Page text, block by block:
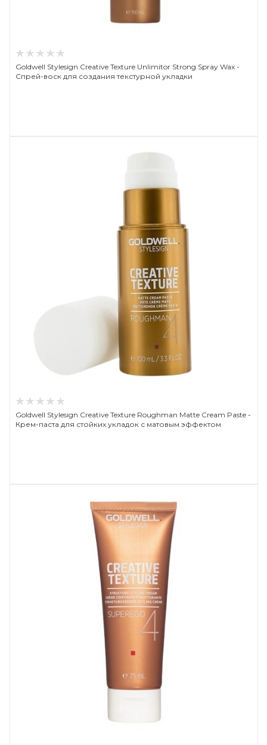
Goldwell Stylesign Creative Texture Unlimitor Strong Spray Wax -
Спрей-воск для создания текстурной укладки
Goldwell Stylesign Creative Texture Roughman Matte Cream Paste -
Крем-паста для стойких укладок с матовым эффектом